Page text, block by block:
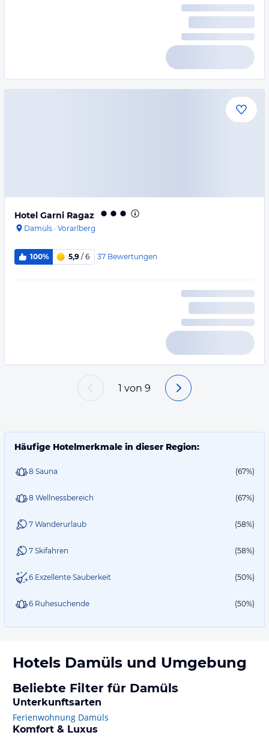
Hotel Garni Ragaz
Damüls · Vorarlberg
100% 5,9 / 6 37 Bewertungen
1 von 9
Häufige Hotelmerkmale in dieser Region:
8 Sauna (67%)
8 Wellnessbereich (67%)
7 Wanderurlaub (58%)
7 Skifahren (58%)
6 Exzellente Sauberkeit (50%)
6 Ruhesuchende (50%)
Hotels Damüls und Umgebung
Beliebte Filter für Damüls
Unterkunftsarten
Ferienwohnung Damüls
Komfort & Luxus